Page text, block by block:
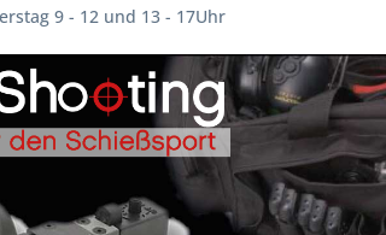
9 - 12 und 13 - 17Uhr